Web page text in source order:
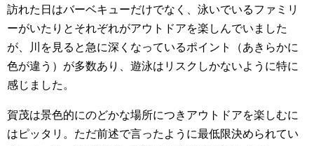
訪れた日はバーベキューだけでなく、泳いでいるファミリ
ーがいたりとそれぞれがアウトドアを楽しんでいました
が、川を見ると急に深くなっているポイント（あきらかに
色が違う）が多数あり、遊泳はリスクしかないように特に
感じました。
賀茂は景色的にのどかな場所につきアウトドアを楽しむに
はピッタリ。ただ前述で言ったように最低限決められてい